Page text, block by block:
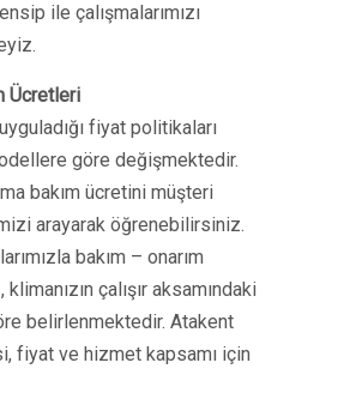
ile çalışmalarımızı
Ücretleri
fiyat politikaları
göre değişmektedir.
bakım ücretini müşteri
arayarak öğrenebilirsiniz.
bakım – onarım
çalışır aksamındaki
belirlenmektedir. Atakent
fiyat ve hizmet kapsamı için